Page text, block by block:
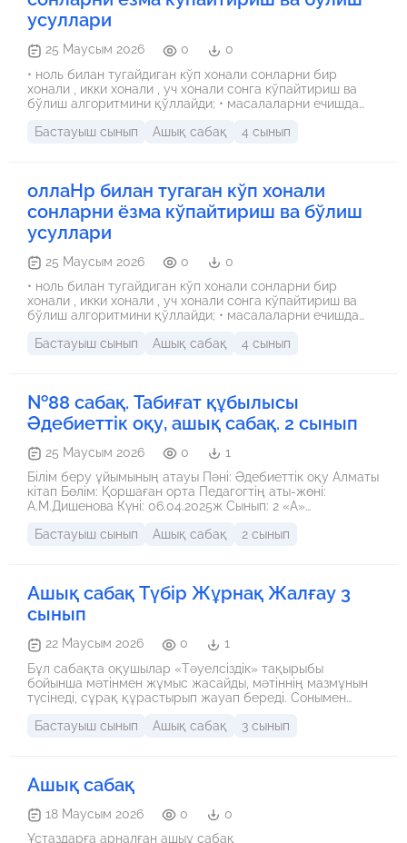
усуллари
25 Маусым 2026 0
0
• ноль билан тугайдиган кўп хонали сонларни бир
хонали , икки хонали , уч хонали сонга кўпайтириш ва
бўлиш алгоритмини қўллайди; • масалаларни ечишда
эканини тушуниш, юзи ва массаси, тезлик, масофаси,
Бастауыш сынып Ашық сабақ 4 сынып
оллаНр билан тугаган кўп хонали
сонларни ёзма кўпайтириш ва бўлиш
усуллари
25 Маусым 2026 0
0
• ноль билан тугайдиган кўп хонали сонларни бир
хонали , икки хонали , уч хонали сонга кўпайтириш ва
бўлиш алгоритмини қўллайди; • масалаларни ечишда
эканини тушуниш, юзи ва массаси, тезлик, масофаси,
Бастауыш сынып Ашық сабақ 4 сынып
№88 сабақ. Табиғат құбылысы
Әдебиеттік оқу, ашық сабақ. 2 сынып
25 Маусым 2026 0
1
Білім беру ұйымының атауы Пәні: Әдебиеттік оқу Алматы
кітап Бөлім: Қоршаған орта Педагогтің аты-жөні:
А.М.Дишенова Күні: 06.04.2025ж Сынып: 2 «А»
тақырыбы: №88 сабақ. Табиғат құбылысы Оқу
сұрақтарын қою және оның жауабын шығармадан таба
білу Сабақтың мақсаты шығарманың мазмұны бойынша
сұрақтарға жауап беру мұғалім көмегімен қарапайым
және нақтылау сұрақтарын қою және оның жауабын
шығармадан таба білу Құндылықтар: Сәуір айы:
ЕҢБЕКҚОРЛЫҚ ЖӘНЕ КӘСІБИ БІЛІКТІЛІК Сабақ
құндылығы: ТӘУЕЛСІЗДІК ЖӘНЕ ОТАНШЫЛДЫҚ Апта
дәйексөзі:
Бастауыш сынып Ашық сабақ 2 сынып
Ашық сабақ Түбір Жұрнақ Жалғау 3
сынып
22 Маусым 2026 0
1
Бұл сабақта оқушылар «Тәуелсіздік» тақырыбы
бойынша мәтінмен жұмыс жасайды, мәтіннің мазмұнын
түсінеді, сұрақ құрастырып жауап береді. Сонымен
сөздердің құрылымын талдайды. Топтық жұмыстар
Мәтін бойынша өз ойын еркін жеткізеді; * Сұрақ
құрастырып, нақты жауап беруге үйренеді; * Сөздік қоры
мен сауаттылығы артады; * Топпен жұмыс жасау және
Бастауыш сынып Ашық сабақ 3 сынып
Ашық сабақ
18 Маусым 2026 0
0
Ұстаздарға арналған ашыұ сабақ